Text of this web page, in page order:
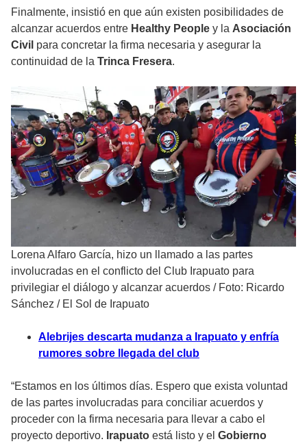
Finalmente, insistió en que aún existen posibilidades de
alcanzar acuerdos entre Healthy People y la Asociación
Civil para concretar la firma necesaria y asegurar la
continuidad de la Trinca Fresera.
Lorena Alfaro García, hizo un llamado a las partes
involucradas en el conflicto del Club Irapuato para
privilegiar el diálogo y alcanzar acuerdos / Foto: Ricardo
Sánchez / El Sol de Irapuato
Alebrijes descarta mudanza a Irapuato y enfría
rumores sobre llegada del club
“Estamos en los últimos días. Espero que exista voluntad
de las partes involucradas para conciliar acuerdos y
proceder con la firma necesaria para llevar a cabo el
proyecto deportivo. Irapuato está listo y el Gobierno